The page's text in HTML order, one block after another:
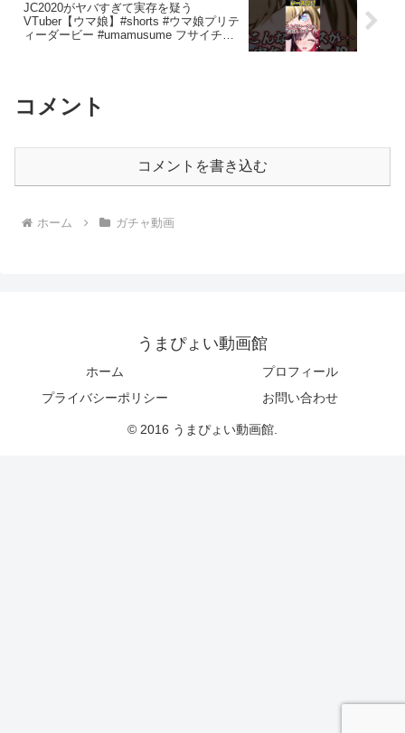
JC2020がヤバすぎて実存を疑う
VTuber【ウマ娘】#shorts #ウマ娘プリテ
ィーダービー #umamusume フサイチパ
コメント
コメントを書き込む
ホーム ガチャ動画
うまぴょい動画館
ホーム
プロフィール
プライバシーポリシー
お問い合わせ
© 2016 うまぴょい動画館.